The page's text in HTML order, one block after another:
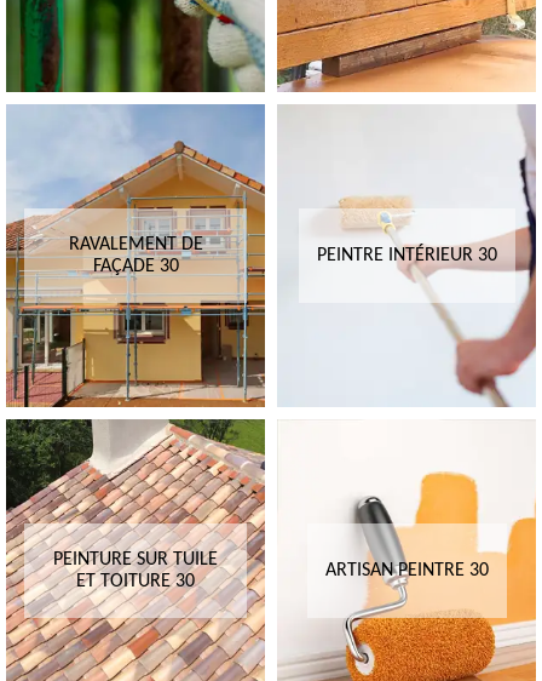
RAVALEMENT DE
FAÇADE 30
PEINTRE INTÉRIEUR 30
PEINTURE SUR TUILE
ET TOITURE 30
ARTISAN PEINTRE 30